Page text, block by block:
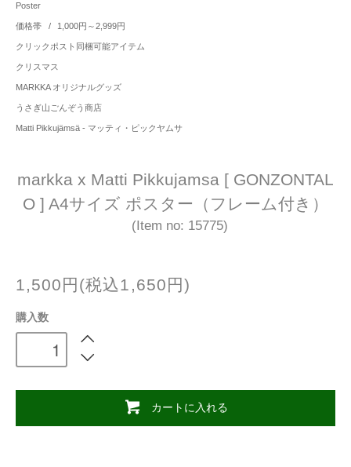
Poster
価格帯 / 1,000円～2,999円
クリックポスト同梱可能アイテム
クリスマス
MARKKA オリジナルグッズ
うさぎ山ごんぞう商店
Matti Pikkujämsä - マッティ・ピックヤムサ
markka x Matti Pikkujamsa [ GONZONTAL
O ] A4サイズ ポスター（フレーム付き）
(Item no: 15775)
1,500円(税込1,650円)
購入数
カートに入れる